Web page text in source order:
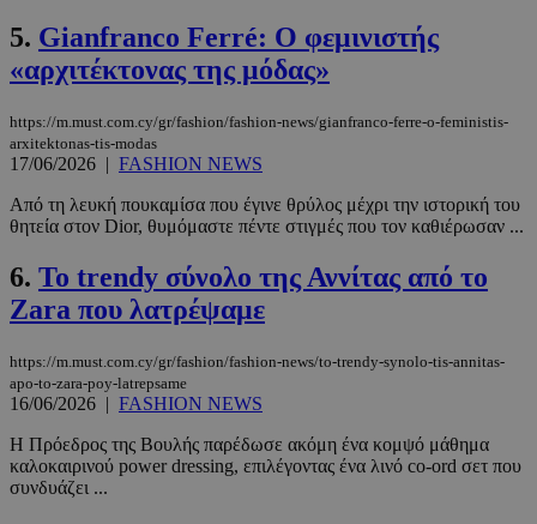
5. Gianfranco Ferré: Ο φεμινιστής
«αρχιτέκτονας της μόδας»
https://m.must.com.cy/gr/fashion/fashion-news/gianfranco-ferre-o-feministis-
arxitektonas-tis-modas
17/06/2026 | FASHION NEWS
Από τη λευκή πουκαμίσα που έγινε θρύλος μέχρι την ιστορική του
θητεία στον Dior, θυμόμαστε πέντε στιγμές που τον καθιέρωσαν ...
6. Το trendy σύνολο της Αννίτας από το
Zara που λατρέψαμε
https://m.must.com.cy/gr/fashion/fashion-news/to-trendy-synolo-tis-annitas-
apo-to-zara-poy-latrepsame
16/06/2026 | FASHION NEWS
Η Πρόεδρος της Βουλής παρέδωσε ακόμη ένα κομψό μάθημα
καλοκαιρινού power dressing, επιλέγοντας ένα λινό co-ord σετ που
συνδυάζει ...